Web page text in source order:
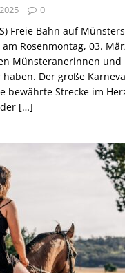
0
Freie Bahn auf
Rosenmontag, 03.
Münsteranerinnen und
Der große
bewährte Strecke im
[…]